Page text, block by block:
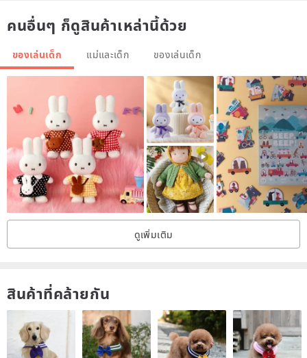
คนอื่นๆ ก็ดูสินค้าเหล่านี้ด้วย
ของเล่นเด็ก แม่และเด็ก ของเล่นเด็ก
ดูเพิ่มเติม
สินค้าที่คล้ายกัน